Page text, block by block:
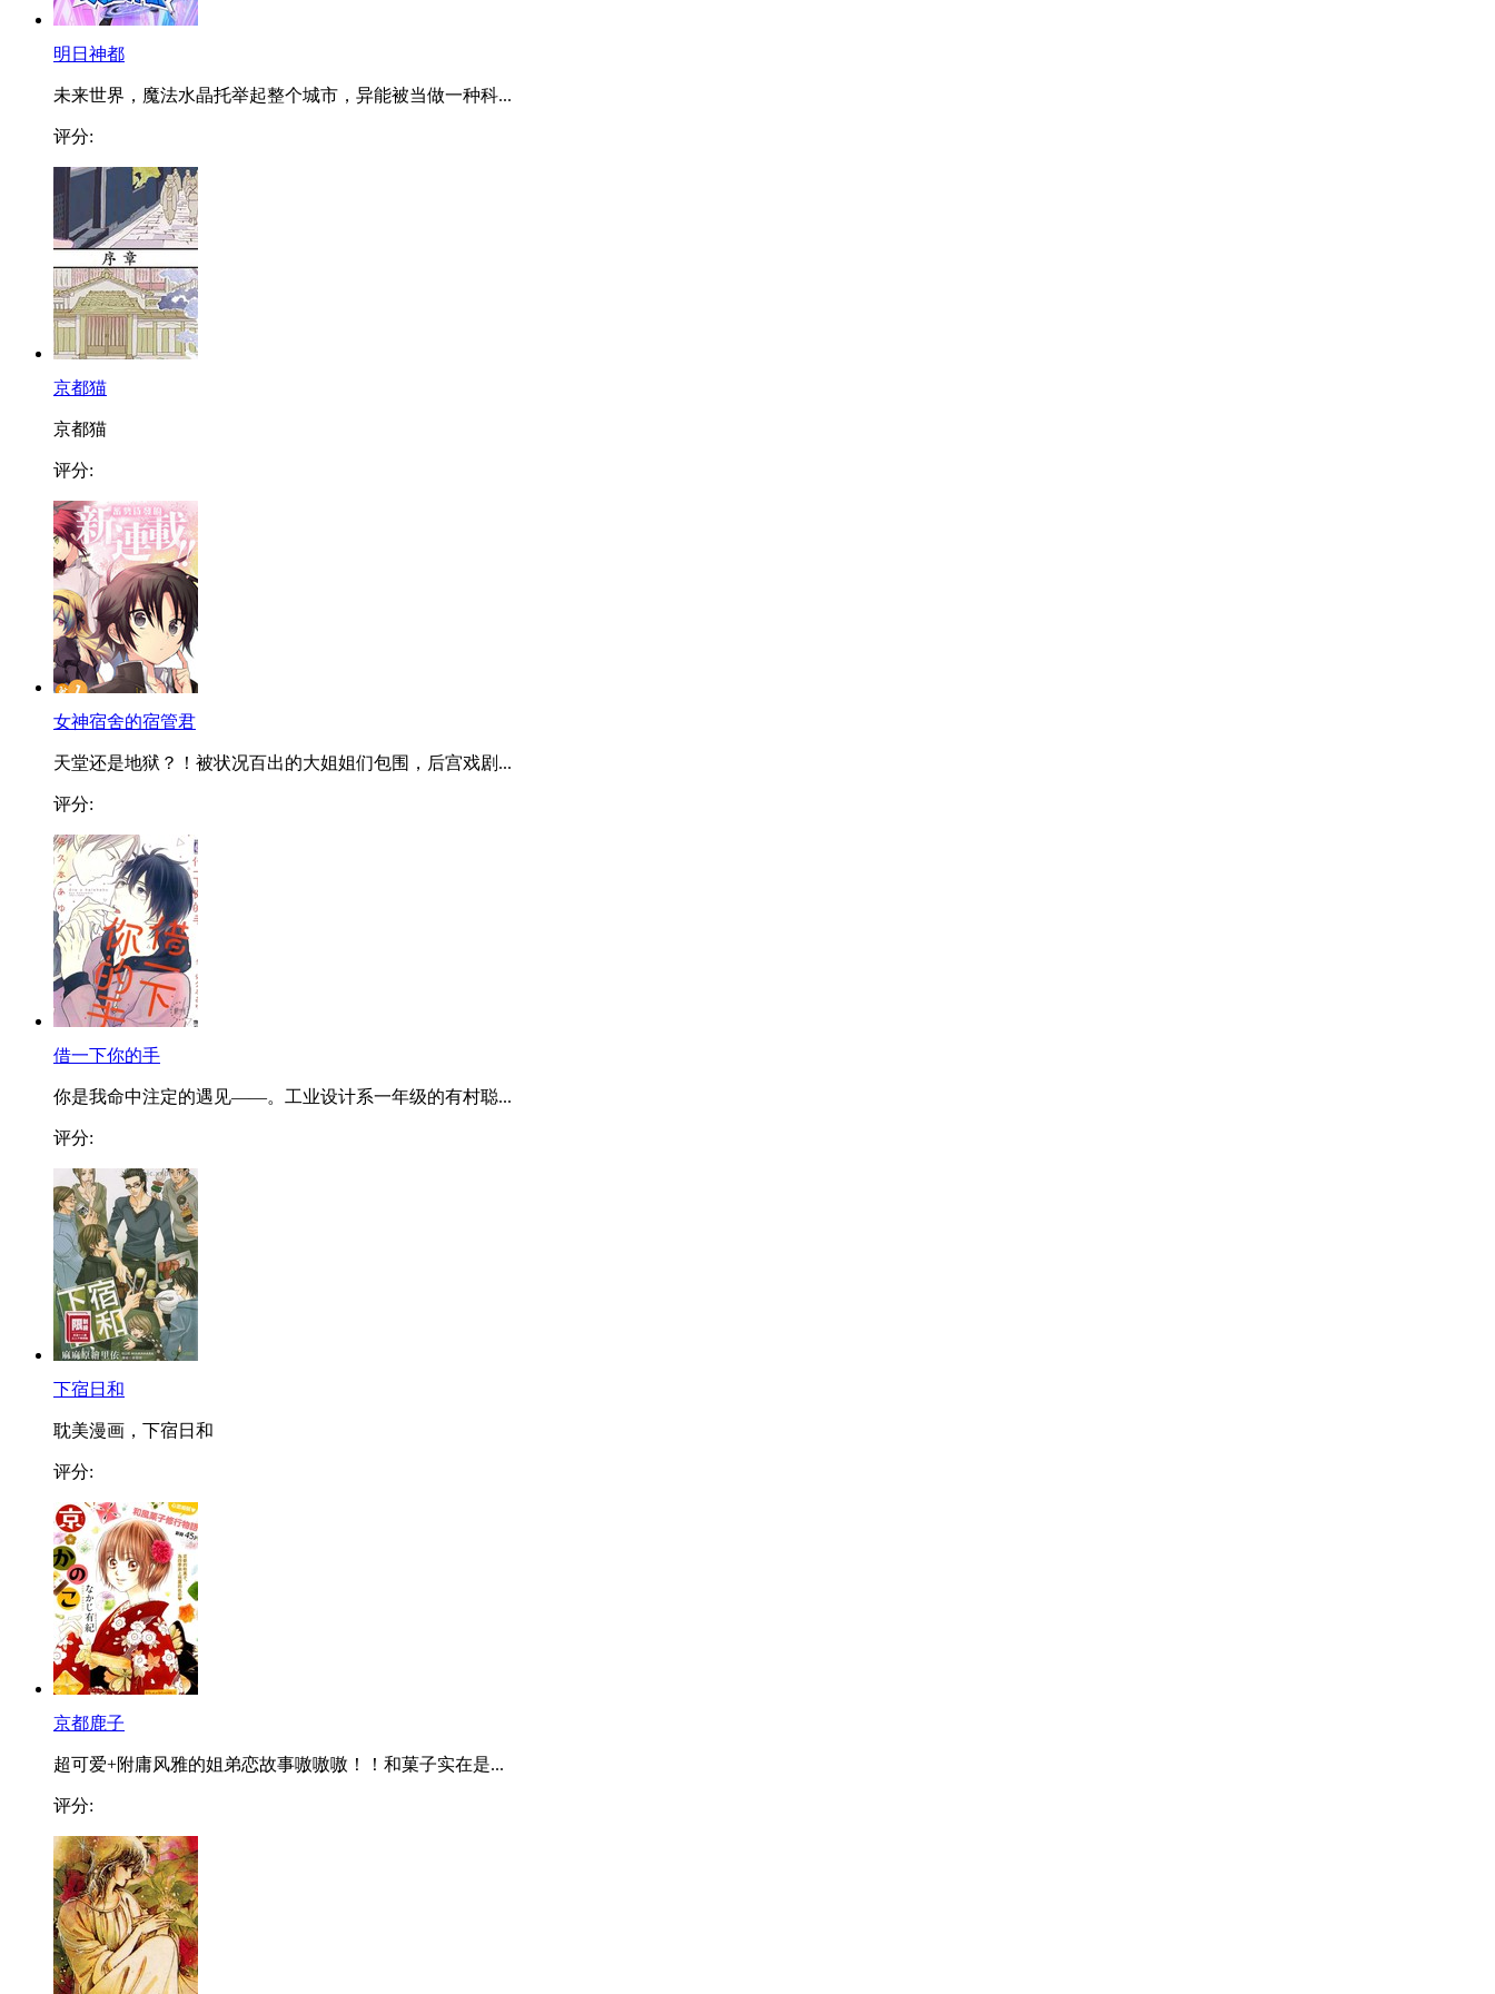
明日神都
未来世界，魔法水晶托举起整个城市，异能被当做一种科...
评分:
京都猫
京都猫
评分:
女神宿舍的宿管君
天堂还是地狱？！被状况百出的大姐姐们包围，后宫戏剧...
评分:
借一下你的手
你是我命中注定的遇见——。工业设计系一年级的有村聪...
评分:
下宿日和
耽美漫画，下宿日和
评分:
京都鹿子
超可爱+附庸风雅的姐弟恋故事嗷嗷嗷！！和菓子实在是...
评分: